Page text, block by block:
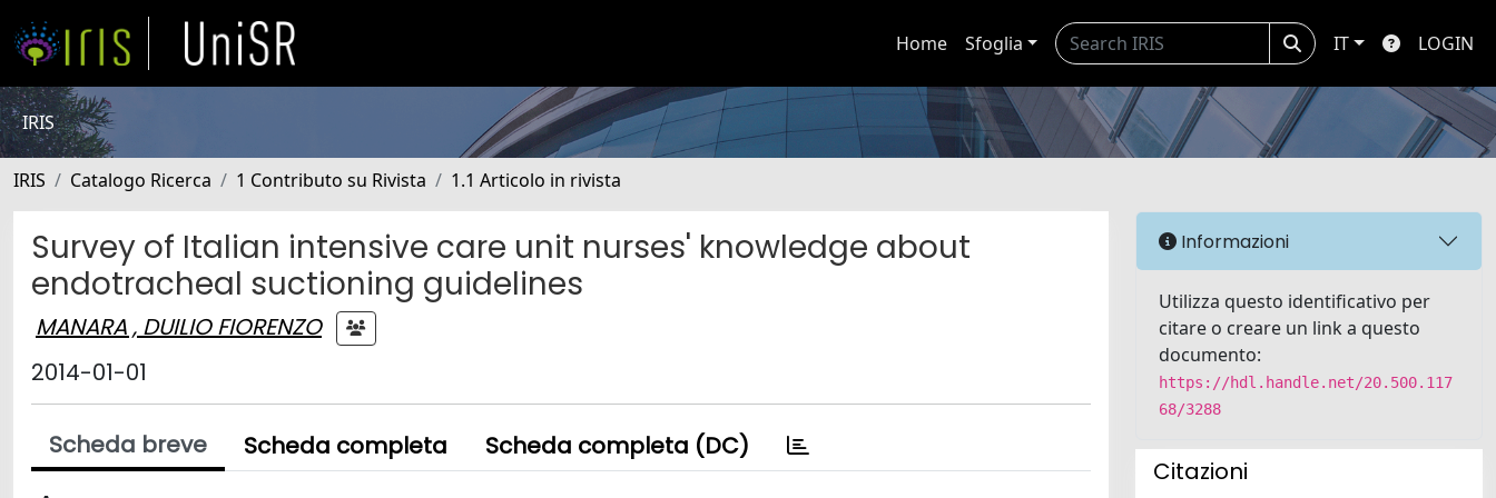
Home Sfoglia IT LOGIN
IRIS
IRIS Catalogo Ricerca 1 Contributo su Rivista 1.1 Articolo in rivista
Survey of Italian intensive care unit nurses' knowledge about
endotracheal suctioning guidelines
MANARA , DUILIO FIORENZO
2014-01-01
Scheda breve Scheda completa Scheda completa (DC)
Informazioni
Utilizza questo identificativo per
citare o creare un link a questo
documento:
https://hdl.handle.net/20.500.117
68/3288
Citazioni